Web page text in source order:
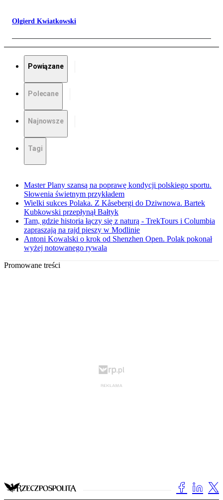
Olgierd Kwiatkowski
Powiązane
Polecane
Najnowsze
Tagi
Master Plany szansą na poprawę kondycji polskiego sportu.
Słowenia świetnym przykładem
Wielki sukces Polaka. Z Kåsebergi do Dziwnowa. Bartek
Kubkowski przepłynął Bałtyk
Tam, gdzie historia łączy się z naturą - TrekTours i Columbia
zapraszają na rajd pieszy w Modlinie
Antoni Kowalski o krok od Shenzhen Open. Polak pokonał
wyżej notowanego rywala
Promowane treści